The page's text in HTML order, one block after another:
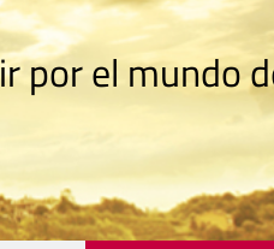
por el mundo